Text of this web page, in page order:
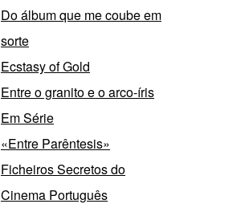
Do álbum que me coube em
sorte
Ecstasy of Gold
Entre o granito e o arco-íris
Em Série
«Entre Parêntesis»
Ficheiros Secretos do
Cinema Português